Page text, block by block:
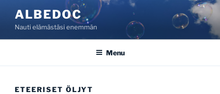
content
ALBEDOC
Nauti elämästäsi enemmän
Menu
ETEERISET ÖLJYT